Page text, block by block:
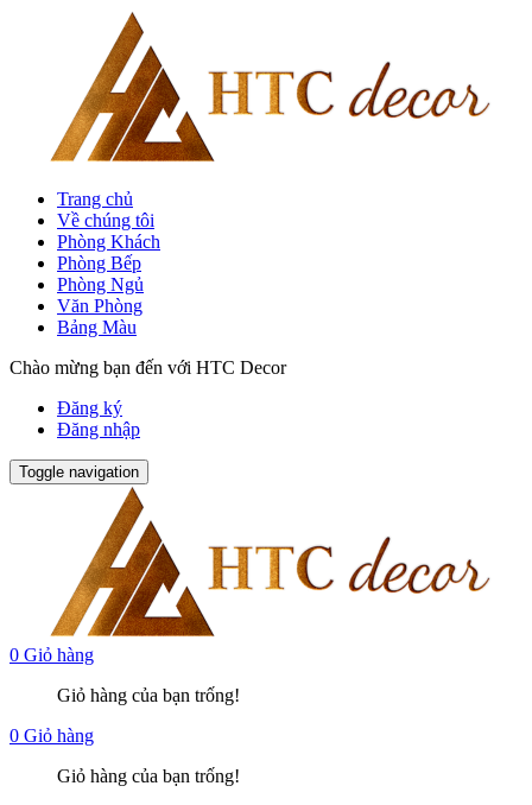
Trang chủ
Về chúng tôi
Phòng Khách
Phòng Bếp
Phòng Ngủ
Văn Phòng
Bảng Màu
Chào mừng bạn đến với HTC Decor
Đăng ký
Đăng nhập
Toggle navigation
0 Giỏ hàng
Giỏ hàng của bạn trống!
0 Giỏ hàng
Giỏ hàng của bạn trống!